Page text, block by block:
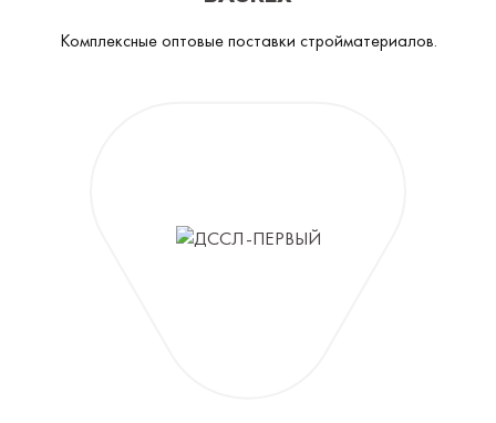
Комплексные оптовые поставки стройматериалов.